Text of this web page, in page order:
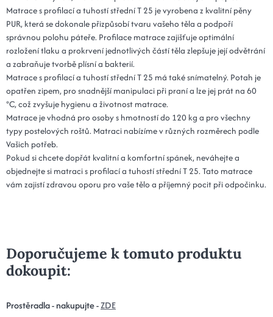
Matrace s profilací a tuhostí střední T 25 je vyrobena z kvalitní pěny
PUR, která se dokonale přizpůsobí tvaru vašeho těla a podpoří
správnou polohu páteře. Profilace matrace zajišťuje optimální
rozložení tlaku a prokrvení jednotlivých částí těla zlepšuje její odvětrání
a zabraňuje tvorbě plísní a bakterií.
Matrace s profilací a tuhostí střední T 25 má také snímatelný. Potah je
opatřen zipem, pro snadnější manipulaci při praní a lze jej prát na 60
°C, což zvyšuje hygienu a životnost matrace.
Matrace je vhodná pro osoby s hmotností do 120 kg a pro všechny
typy postelových roštů. Matraci nabízíme v různých rozměrech podle
Vašich potřeb.
Pokud si chcete dopřát kvalitní a komfortní spánek, neváhejte a
objednejte si matraci s profilací a tuhostí střední T 25. Tato matrace
vám zajistí zdravou oporu pro vaše tělo a příjemný pocit při odpočinku.
Doporučujeme k tomuto produktu
dokoupit:
Prostěradla - nakupujte -ZDE